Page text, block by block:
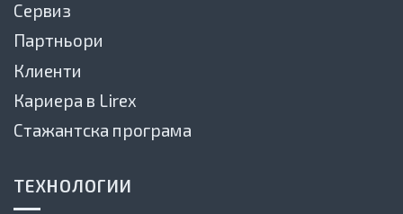
Сервиз
Партньори
Клиенти
Кариера в Lirex
Стажантска програма
ТЕХНОЛОГИИ